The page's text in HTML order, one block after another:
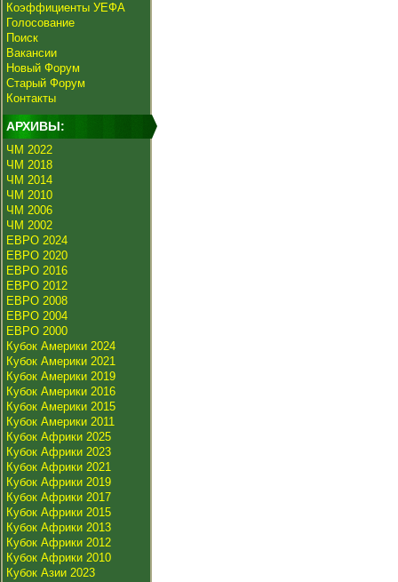
Коэффициенты УЕФА
Голосование
Поиск
Вакансии
Новый Форум
Старый Форум
Контакты
АРХИВЫ:
ЧМ 2022
ЧМ 2018
ЧМ 2014
ЧМ 2010
ЧМ 2006
ЧМ 2002
ЕВРО 2024
ЕВРО 2020
ЕВРО 2016
ЕВРО 2012
ЕВРО 2008
ЕВРО 2004
ЕВРО 2000
Кубок Америки 2024
Кубок Америки 2021
Кубок Америки 2019
Кубок Америки 2016
Кубок Америки 2015
Кубок Америки 2011
Кубок Африки 2025
Кубок Африки 2023
Кубок Африки 2021
Кубок Африки 2019
Кубок Африки 2017
Кубок Африки 2015
Кубок Африки 2013
Кубок Африки 2012
Кубок Африки 2010
Кубок Азии 2023